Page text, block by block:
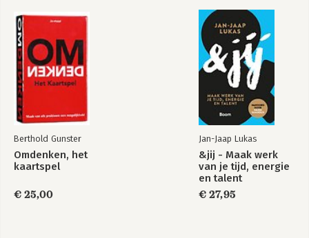
Berthold Gunster
Omdenken, het
kaartspel
€ 25,00
Jan-Jaap Lukas
&jij - Maak werk
van je tijd, energie
en talent
€ 27,95